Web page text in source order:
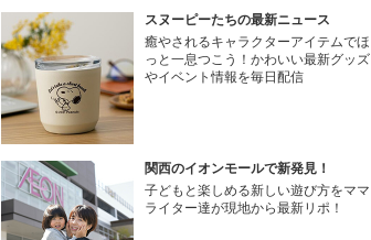
スヌーピーたちの最新ニュース
癒やされるキャラクターアイテムでほ
っと一息つこう！かわいい最新グッズ
やイベント情報を毎日配信
関西のイオンモールで新発見！
子どもと楽しめる新しい遊び方をママ
ライター達が現地から最新リポ！